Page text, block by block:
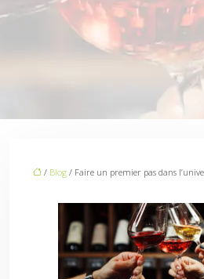
/ Blog / Faire un premier pas dans